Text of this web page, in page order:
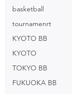
basketball
tournamenrt
KYOTO BB
KYOTO
TOKYO BB
FUKUOKA BB